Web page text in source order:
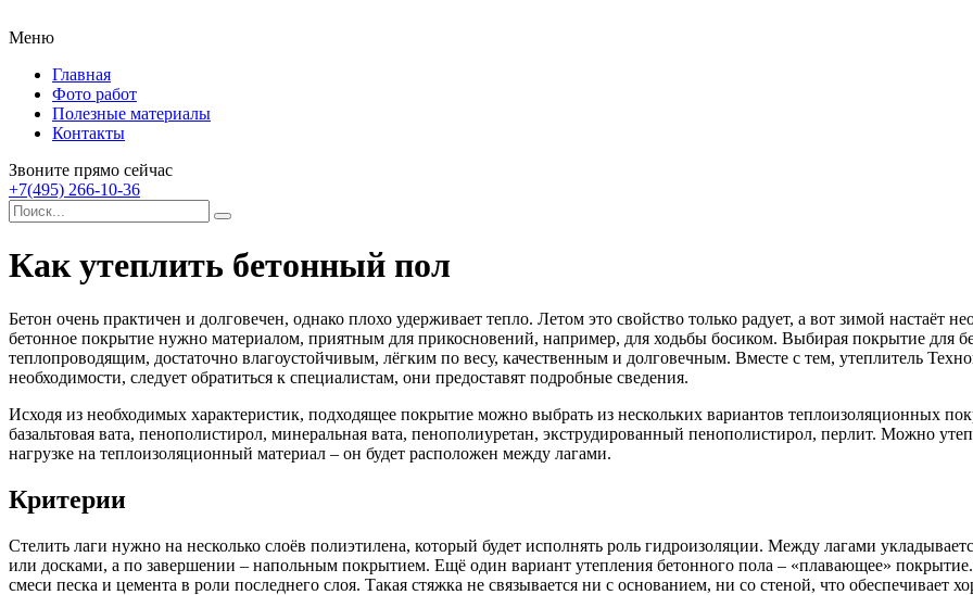
Меню
Главная
Фото работ
Полезные материалы
Контакты
Звоните прямо сейчас
+7(495) 266-10-36
Как утеплить бетонный пол
Бетон очень практичен и долговечен, однако плохо удерживает тепло. Летом это свойство только радует, а вот зимой настаёт
бетонное покрытие нужно материалом, приятным для прикосновений, например, для ходьбы босиком. Выбирая покрытие для
теплопроводящим, достаточно влагоустойчивым, лёгким по весу, качественным и долговечным. Вместе с тем, утеплитель
необходимости, следует обратиться к специалистам, они предоставят подробные сведения.
Исходя из необходимых характеристик, подходящее покрытие можно выбрать из нескольких вариантов теплоизоляционных
базальтовая вата, пенополистирол, минеральная вата, пенополиуретан, экструдированный пенополистирол, перлит. Можно
нагрузке на теплоизоляционный материал – он будет расположен между лагами.
Критерии
Стелить лаги нужно на несколько слоёв полиэтилена, который будет исполнять роль гидроизоляции. Между лагами
или досками, а по завершении – напольным покрытием. Ещё один вариант утепления бетонного пола – «плавающее»
смеси песка и цемента в роли последнего слоя. Такая стяжка не связывается ни с основанием, ни со стеной, что